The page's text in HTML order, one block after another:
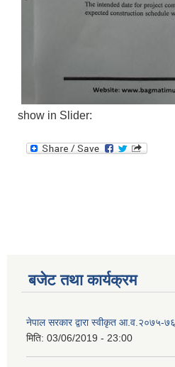
show in Slider:
बजेट तथा कार्यक्रम
नेपाल सरकार द्वारा स्वीकृत आ.व.२०७५-
मिति: 03/06/2019 - 23:00